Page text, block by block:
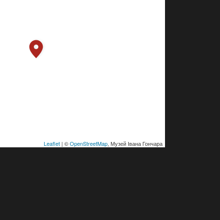
Leaflet | ©OpenStreetMap, Музей Івана Гончара